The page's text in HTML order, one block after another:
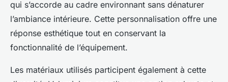
qui s’accorde au cadre environnant sans dénaturer
l’ambiance intérieure. Cette personnalisation offre une
réponse esthétique tout en conservant la
fonctionnalité de l’équipement.
Les matériaux utilisés participent également à cette